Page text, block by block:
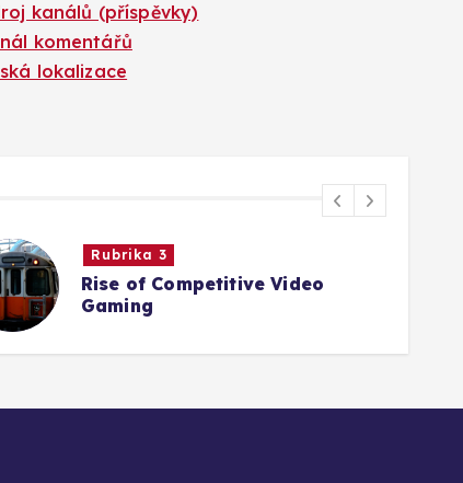
kanálů (příspěvky)
komentářů
lokalizace
Rubrika 3
Rise of Competitive Video
Gaming